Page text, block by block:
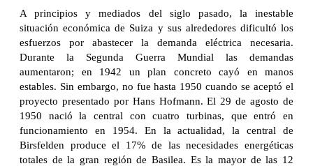
A principios y mediados del siglo pasado, la inestable
situación económica de Suiza y sus alrededores dificultó los
esfuerzos por abastecer la demanda eléctrica necesaria.
Durante la Segunda Guerra Mundial las demandas
aumentaron; en 1942 un plan concreto cayó en manos
estables. Sin embargo, no fue hasta 1950 cuando se aceptó el
proyecto presentado por Hans Hofmann. El 29 de agosto de
1950 nació la central con cuatro turbinas, que entró en
funcionamiento en 1954. En la actualidad, la central de
Birsfelden produce el 17% de las necesidades energéticas
totales de la gran región de Basilea. Es la mayor de las 12